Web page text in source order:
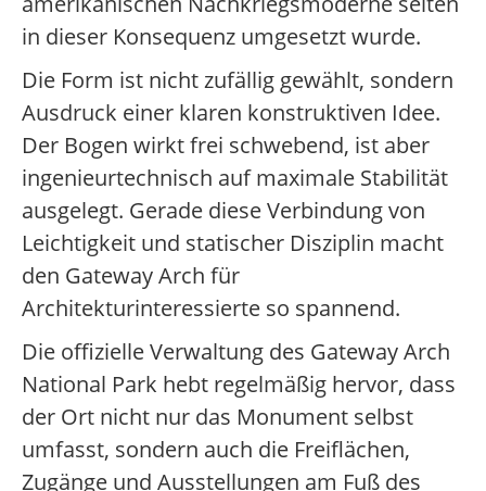
in dieser Konsequenz umgesetzt wurde.
Die Form ist nicht zufällig gewählt, sondern
Ausdruck einer klaren konstruktiven Idee.
Der Bogen wirkt frei schwebend, ist aber
ingenieurtechnisch auf maximale Stabilität
ausgelegt. Gerade diese Verbindung von
Leichtigkeit und statischer Disziplin macht
den Gateway Arch für
Architekturinteressierte so spannend.
Die offizielle Verwaltung des Gateway Arch
National Park hebt regelmäßig hervor, dass
der Ort nicht nur das Monument selbst
umfasst, sondern auch die Freiflächen,
Zugänge und Ausstellungen am Fuß des